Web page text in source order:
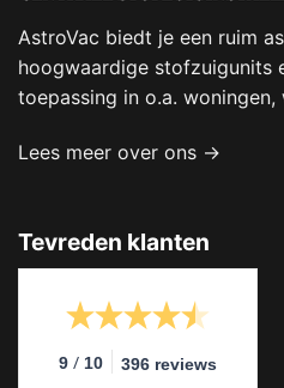
AstroVac biedt je een ruim
hoogwaardige stofzuigunits
toepassing in o.a. woningen,
Lees meer over ons →
Tevreden klanten
9 / 10 396 reviews